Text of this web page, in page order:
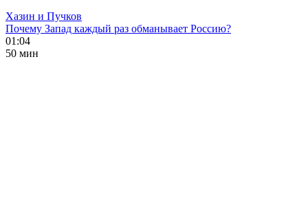
Хазин и Пучков
Почему Запад каждый раз обманывает Россию?
01:04
50 мин